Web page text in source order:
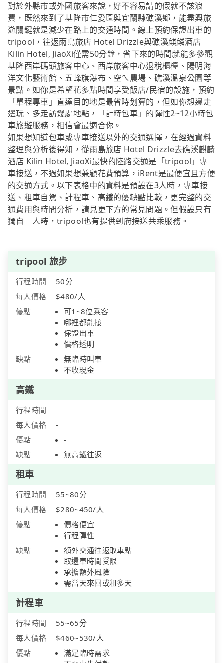
對於外縣市或外國旅客來說，好不容易請的假就不該浪
費，既然來到了基隆市仁愛區與宜蘭縣礁溪鄉，能盡興旅
遊關鍵就是減少在路上的交通時間。線上預約保證出車的
tripool，往返雨島旅店 Hotel Drizzle與礁溪麒麟酒店
Kilin Hotel, JiaoXi僅需50分鐘，省下來的時間就能多參觀
基隆西岸碼頭旅客中心、西岸旅客中心退稅櫃檯、陽明海
洋文化藝術館、五峰旗瀑布、空ㄟ農場、礁溪溫泉公園等
景點。如你是希望花多點時間享受飯店/民宿的設施，預約
「單程專車」直達目的地是最省時划算的，但如你想邊走
邊玩、多走訪幾處地點，「計時包車」的彈性2~12小時包
車旅遊服務，相信會最適合你。
如果想知道包車或專車接送以外的交通選擇，在經過資料
整理與分析後得知，從雨島旅店 Hotel Drizzle去礁溪麒麟
酒店 Kilin Hotel, JiaoXi最快的陸路交通是「tripool」專
車接送，不過如果想兼顧花費預算，iRent是最便宜且方便
的交通方式。以下表格中的資料是預設在3人時，專車接
送、租車自駕、計程車、高鐵的優缺點比較，更完整的交
通費用與時間分析，請見更下方的常見問題。但假設只有
獨自一人時，tripool也有提供到府接送共乘服務。
tripool 旅步
行程時間
50分
每人價格
$480/人
優點
可1~8位乘客
哪裡都能接
保證出車
價格透明
缺點
無臨時叫車
不收現金
高鐵
行程時間
每人價格
-
優點
-
缺點
無高鐵往返
租車
行程時間
55~80分
每人價格
$280~450/人
優點
價格便宜
行程彈性
缺點
額外交通往返取車點
取還車時間受限
承擔額外風險
需當天來回或租多天
計程車
行程時間
55~65分
每人價格
$460~530/人
優點
滿足臨時需求